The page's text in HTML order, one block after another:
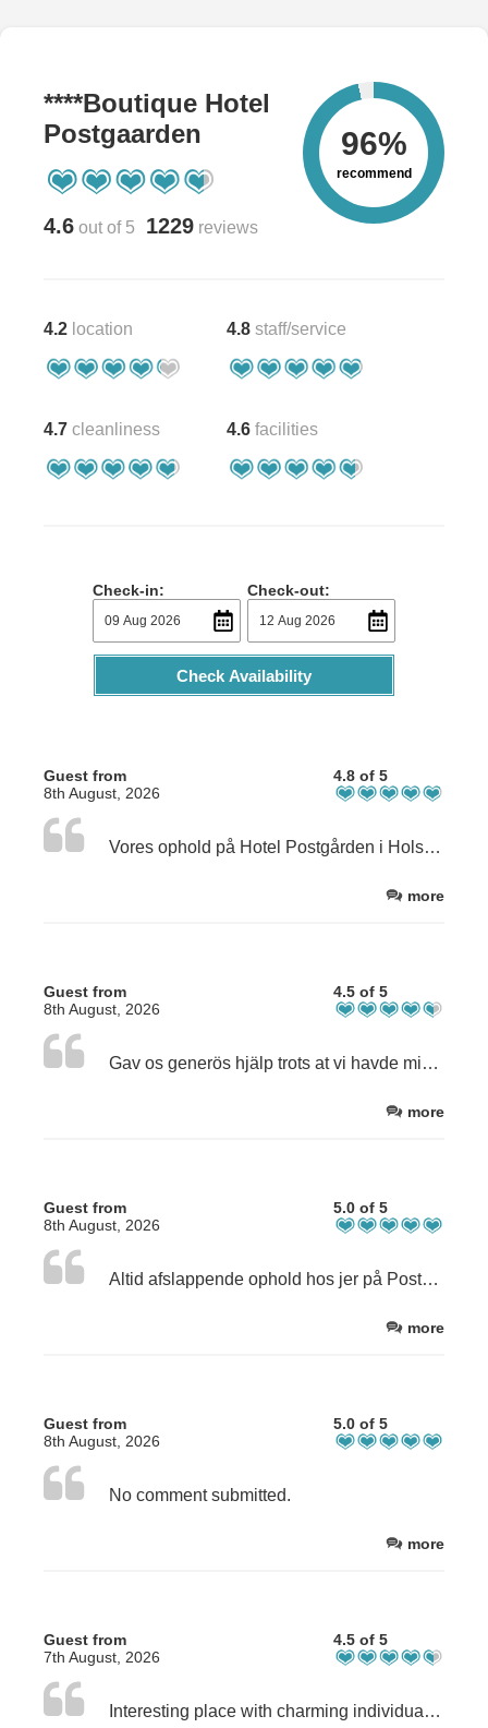
****Boutique Hotel
Postgaarden
4.6 out of 5 1229 reviews
96%
recommend
4.2 location 4.8 staff/service
4.7 cleanliness 4.6 facilities
Check-in: Check-out:
Check Availability
Guest from
8th August, 2026
4.8 of 5
Vores ophold på Hotel Postgården i Holsted blev en på alle måder positiv oplevelse. Meget sød og imødekommende modtagelse fra både værtinde og personale. Lækker og veltillavet aftensmad og en indbydende morgen buffet. Vores lejlighed var hyggeligt indrettet med det afrikanske tema, lidt udfordrende med trapper, når man ikke er så godt gående, men ikke noget vi ikke kunne overkomme. Vi kommer gerne på besøg igen en anden gang.🙂 Venlig hilsen fra Dorte og John
more
Guest from
8th August, 2026
4.5 of 5
Gav os generös hjälp trots at vi havde misförstået ankomstdato. Stort tak for det
more
Guest from
8th August, 2026
5.0 of 5
Altid afslappende ophold hos jer på Postgården. Jeres unikke hotel, med værelser/ lejligheder der altid byder på nye oplevelser og forundring. Jeres nærvær gør ophold til noget meget personligt og specielt, som ikke fåes andre steder - i har altid tid til jeres kunder, hvilket vi sætter pris på og kommer tilbage når vi skal slappe og lade op - tak for det. Bettina og Allan
more
Guest from
8th August, 2026
5.0 of 5
No comment submitted.
more
Guest from
7th August, 2026
4.5 of 5
Interesting place with charming individually decorated rooms. However, I am also interested in animal welfare and ecology. Unfortunately, that is not part of your concept.